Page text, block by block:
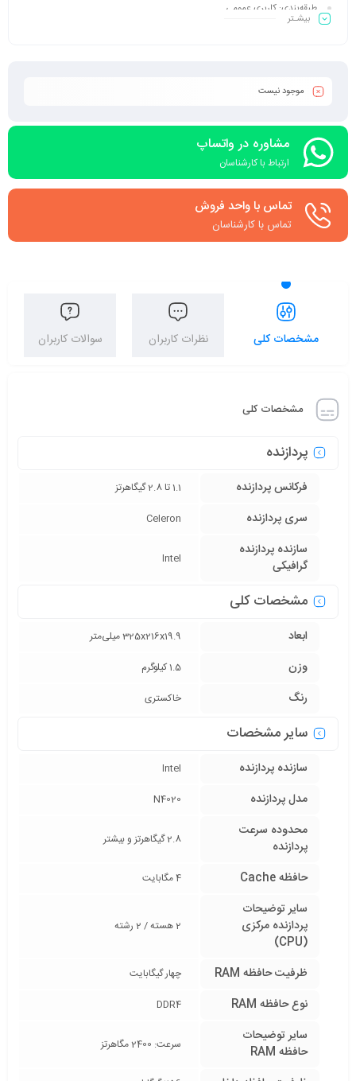
طبقه‌بندی: کاربری عمومی
ویژگی بیشتر
بیشـتر
موجود نیست
مشاوره در واتساپ
ارتباط با کارشناسان
تماس با واحد فروش
تماس با کارشناسان
مشخصات کلی نظرات کاربران سوالات کاربران
مشخصات کلی
پردازنده
فرکانس پردازنده 1.1 تا 2.8 گیگاهرتز
سری پردازنده Celeron
سازنده پردازنده
گرافیکی
Intel
مشخصات کلی
ابعاد 325x216x19.9 میلی‌متر
وزن 1.5 کیلوگرم
رنگ خاکستری
سایر مشخصات
سازنده پردازنده Intel
مدل پردازنده N4020
محدوده سرعت
پردازنده
2.8 گیگاهرتز و بیشتر
حافظه Cache 4 مگابایت
سایر توضیحات
پردازنده مرکزی
(CPU)
2 هسته / 2 رشته
ظرفیت حافظه RAM چهار گیگابایت
نوع حافظه RAM DDR4
سایر توضیحات
حافظه RAM
سرعت: 2400 مگاهرتز